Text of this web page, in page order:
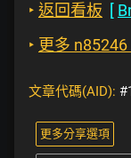
‣ 返回看板 [
‣ 更多
文章代碼(AID):
更多分享選項